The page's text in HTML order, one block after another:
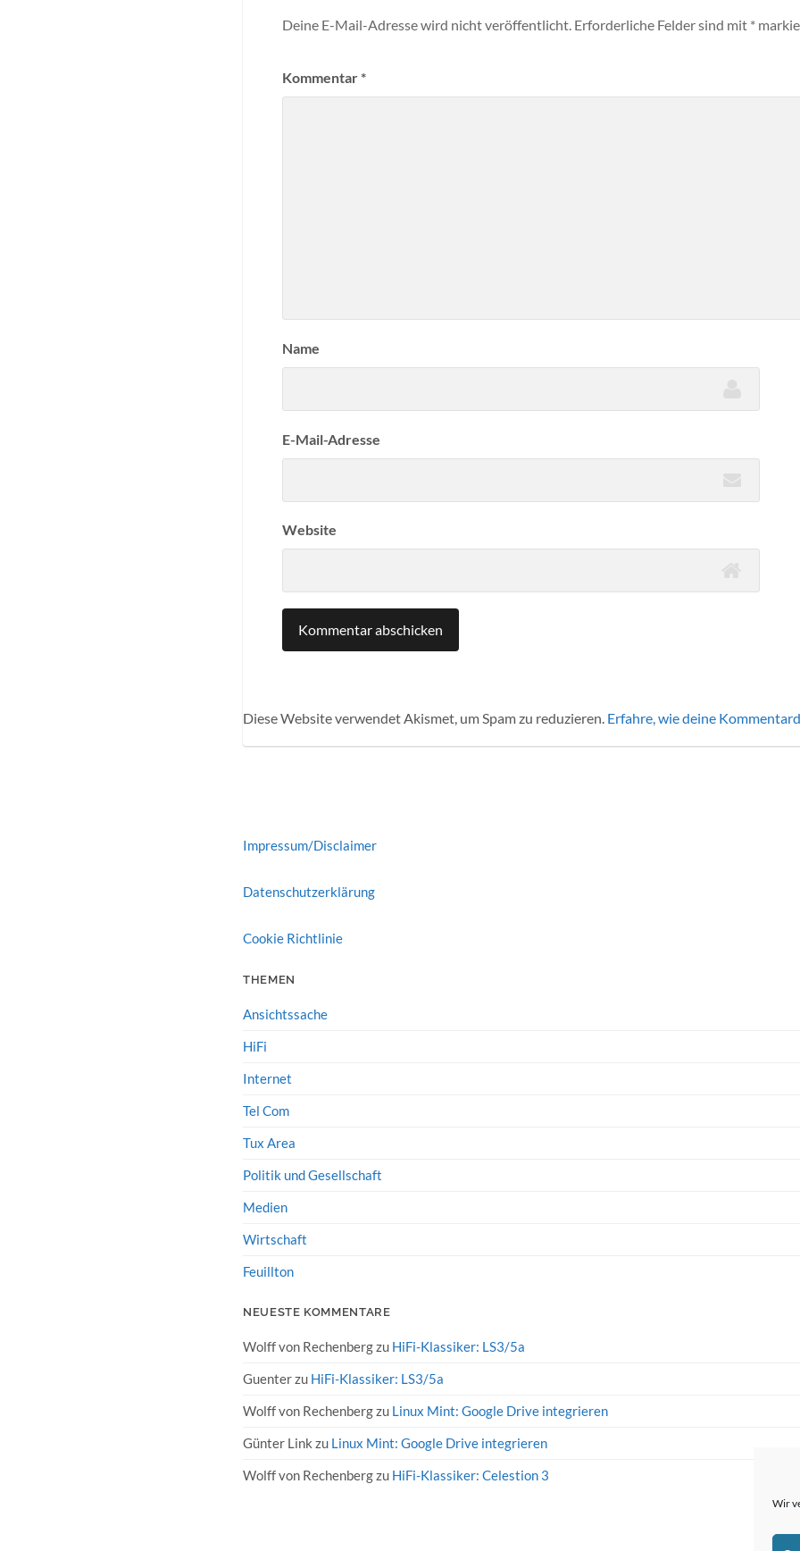
Wir
Deine E-Mail-Adresse wird nicht veröffentlicht. Erforderliche Felder sind mit *
Kommentar*
Name
E-Mail-Adresse
Website
Diese Website verwendet Akismet, um Spam zu reduzieren. Erfahre, wie deine
Impressum/Disclaimer
Datenschutzerklärung
Cookie Richtlinie
THEMEN
Ansichtssache
HiFi
Internet
Tel Com
Tux Area
Politik und Gesellschaft
Medien
Wirtschaft
Feuillton
NEUESTE KOMMENTARE
Wolff von Rechenbergzu HiFi-Klassiker: LS3/5a
Guenterzu HiFi-Klassiker: LS3/5a
Wolff von Rechenbergzu Linux Mint: Google Drive integrieren
Günter Link zu Linux Mint: Google Drive integrieren
Wolff von Rechenbergzu HiFi-Klassiker: Celestion 3